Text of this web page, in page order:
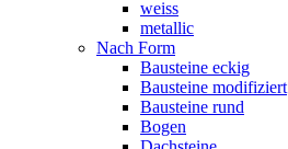
weiss
metallic
Nach Form
Bausteine eckig
Bausteine modifiziert
Bausteine rund
Bogen